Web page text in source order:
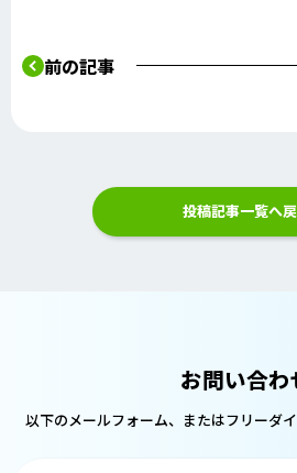
前の記事
投稿記事一覧へ
お問い合わ
以下のメールフォーム、またはフリーダ